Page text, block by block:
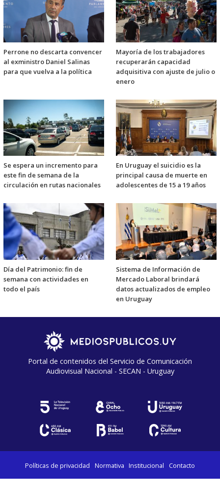
Perrone no descarta convencer
al exministro Daniel Salinas
para que vuelva a la política
Mayoría de los trabajadores
recuperarán capacidad
adquisitiva con ajuste de julio o
enero
Se espera un incremento para
este fin de semana de la
circulación en rutas nacionales
En Uruguay el suicidio es la
principal causa de muerte en
adolescentes de 15 a 19 años
Día del Patrimonio: fin de
semana con actividades en
todo el país
Sistema de Información de
Mercado Laboral brindará
datos actualizados de empleo
en Uruguay
Portal de contenidos del Servicio de Comunicación
Audiovisual Nacional - SECAN - Uruguay
Políticas de privacidad Normativa Institucional Contacto